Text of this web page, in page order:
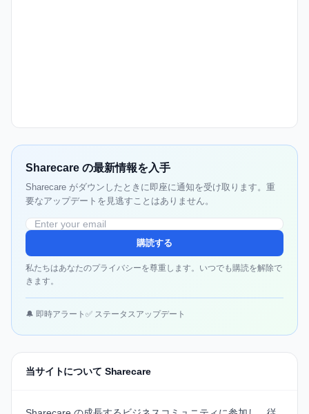
Sharecare の最新情報を入手
Sharecare がダウンしたときに即座に通知を受け取ります。重
要なアップデートを見逃すことはありません。
購読する
私たちはあなたのプライバシーを尊重します。いつでも購読を解除で
きます。
🔔 即時アラート ✅ ステータスアップデート
当サイトについて Sharecare